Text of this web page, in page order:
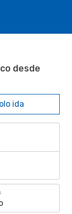
desde
ida